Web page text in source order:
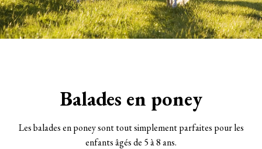
Balades en poney
Les balades en poney sont tout simplement parfaites pour les
enfants âgés de 5 à 8 ans.